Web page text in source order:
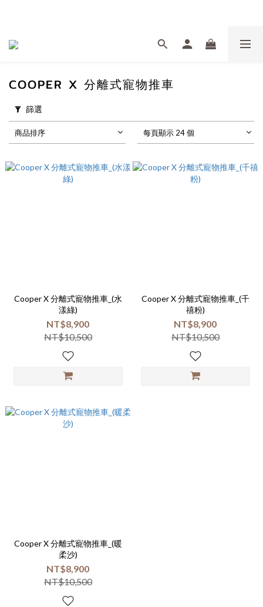
COOPER X 分離式寵物推車
篩選
商品排序 每頁顯示 24 個
Cooper X 分離式寵物推車_(水
漾綠)
NT$8,900
NT$10,500
Cooper X 分離式寵物推車_(千
禧粉)
NT$8,900
NT$10,500
Cooper X 分離式寵物推車_(暖
柔沙)
NT$8,900
NT$10,500